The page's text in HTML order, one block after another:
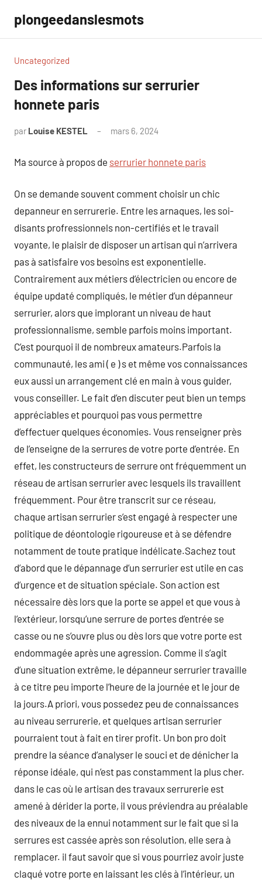
contenu
plongeedanslesmots
Uncategorized
Des informations sur serrurier
honnete paris
par Louise KESTEL mars 6, 2024
Ma source à propos de serrurier honnete paris
On se demande souvent comment choisir un chic
depanneur en serrurerie. Entre les arnaques, les soi-
disants profressionnels non-certifiés et le travail
voyante, le plaisir de disposer un artisan qui n’arrivera
pas à satisfaire vos besoins est exponentielle.
Contrairement aux métiers d’électricien ou encore de
équipe updaté compliqués, le métier d’un dépanneur
serrurier, alors que implorant un niveau de haut
professionnalisme, semble parfois moins important.
C’est pourquoi il de nombreux amateurs.Parfois la
communauté, les ami ( e ) s et même vos connaissances
eux aussi un arrangement clé en main à vous guider,
vous conseiller. Le fait d’en discuter peut bien un temps
appréciables et pourquoi pas vous permettre
d’effectuer quelques économies. Vous renseigner près
de l’enseigne de la serrures de votre porte d’entrée. En
effet, les constructeurs de serrure ont fréquemment un
réseau de artisan serrurier avec lesquels ils travaillent
fréquemment. Pour être transcrit sur ce réseau,
chaque artisan serrurier s’est engagé à respecter une
politique de déontologie rigoureuse et à se défendre
notamment de toute pratique indélicate.Sachez tout
d’abord que le dépannage d’un serrurier est utile en cas
d’urgence et de situation spéciale. Son action est
nécessaire dès lors que la porte se appel et que vous à
l’extérieur, lorsqu’une serrure de portes d’entrée se
casse ou ne s’ouvre plus ou dès lors que votre porte est
endommagée après une agression. Comme il s’agit
d’une situation extrême, le dépanneur serrurier travaille
à ce titre peu importe l’heure de la journée et le jour de
la jours.A priori, vous possedez peu de connaissances
au niveau serrurerie, et quelques artisan serrurier
pourraient tout à fait en tirer profit. Un bon pro doit
prendre la séance d’analyser le souci et de dénicher la
réponse idéale, qui n’est pas constamment la plus cher.
dans le cas où le artisan des travaux serrurerie est
amené à dérider la porte, il vous préviendra au préalable
des niveaux de la ennui notamment sur le fait que si la
serrures est cassée après son résolution, elle sera à
remplacer. il faut savoir que si vous pourriez avoir juste
claqué votre porte en laissant les clés à l’intérieur, un